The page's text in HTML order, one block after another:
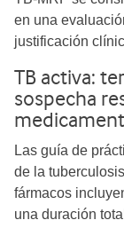
en una
justificación
TB activa:
sospecha
Las guía de
de la
fármacos
una duración